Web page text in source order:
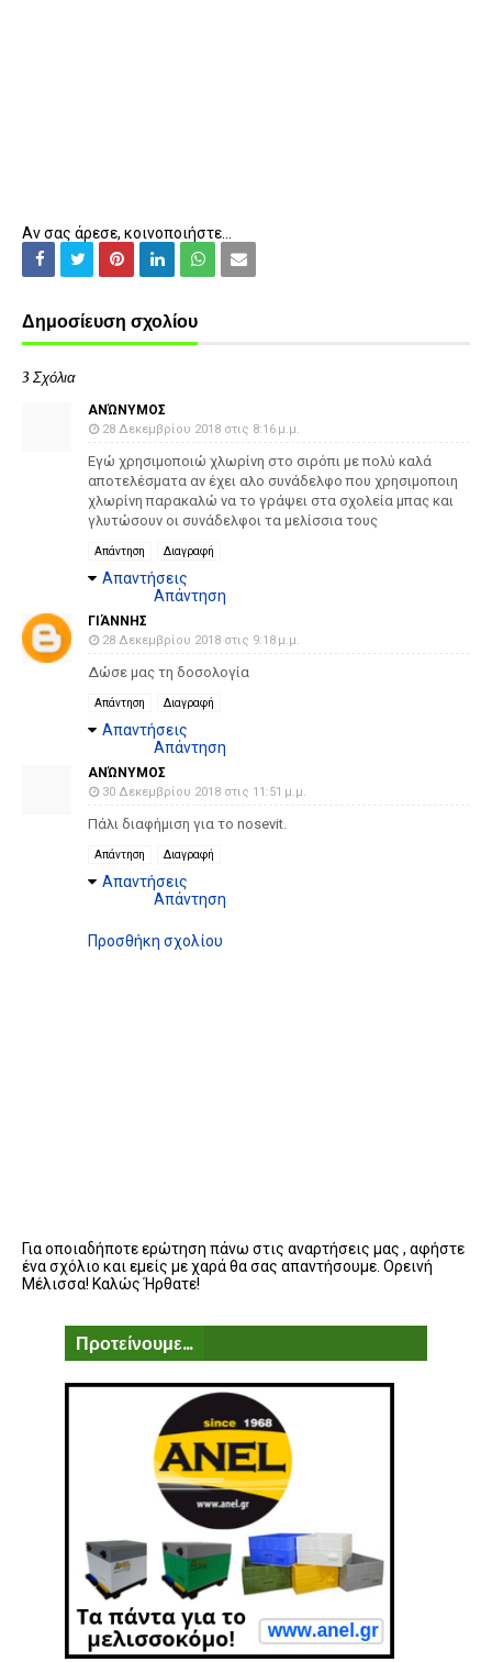
Αν σας άρεσε, κοινοποιήστε...
Δημοσίευση σχολίου
3 Σχόλια
ΑΝΏΝΥΜΟΣ
28 Δεκεμβρίου 2018 στις 8:16 μ.μ.
Εγώ χρησιμοποιώ χλωρίνη στο σιρόπι με πολύ καλά
αποτελέσματα αν έχει αλο συνάδελφο που χρησιμοποιη
χλωρίνη παρακαλώ να το γράψει στα σχολεία μπας και
γλυτώσουν οι συνάδελφοι τα μελίσσια τους
Απάντηση Διαγραφή
Απαντήσεις
Απάντηση
ΓΙΆΝΝΗΣ
28 Δεκεμβρίου 2018 στις 9:18 μ.μ.
Δώσε μας τη δοσολογία
Απάντηση Διαγραφή
Απαντήσεις
Απάντηση
ΑΝΏΝΥΜΟΣ
30 Δεκεμβρίου 2018 στις 11:51 μ.μ.
Πάλι διαφήμιση για το nosevit.
Απάντηση Διαγραφή
Απαντήσεις
Απάντηση
Προσθήκη σχολίου
Για οποιαδήποτε ερώτηση πάνω στις αναρτήσεις μας , αφήστε
ένα σχόλιο και εμείς με χαρά θα σας απαντήσουμε. Ορεινή
Μέλισσα! Καλώς Ήρθατε!
Προτείνουμε...